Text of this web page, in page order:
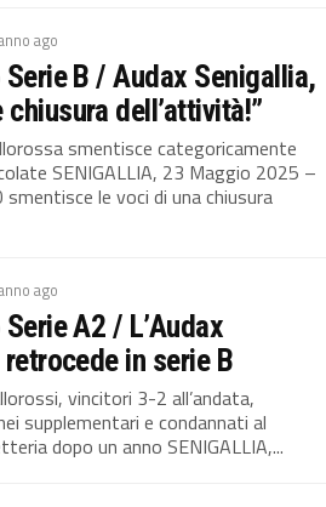
ago
B / Audax Senigallia,
chiusura dell’attività!”
smentisce categoricamente
SENIGALLIA, 23 Maggio 2025 –
smentisce le voci di una chiusura
ago
A2 / L’Audax
in serie B
vincitori 3-2 all’andata,
supplementari e condannati al
dopo un anno SENIGALLIA,...